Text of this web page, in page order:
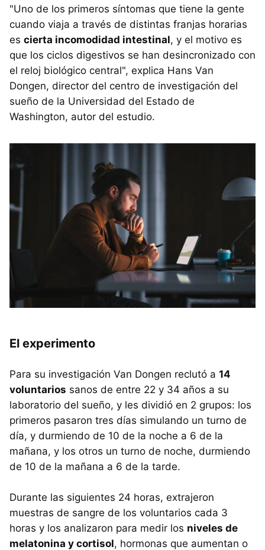
"Uno de los primeros síntomas que tiene la gente
cuando viaja a través de distintas franjas horarias
es cierta incomodidad intestinal, y el motivo es
que los ciclos digestivos se han desincronizado con
el reloj biológico central", explica Hans Van
Dongen, director del centro de investigación del
sueño de la Universidad del Estado de
Washington, autor del estudio.
El experimento
Para su investigación Van Dongen reclutó a 14
voluntarios sanos de entre 22 y 34 años a su
laboratorio del sueño, y les dividió en 2 grupos: los
primeros pasaron tres días simulando un turno de
día, y durmiendo de 10 de la noche a 6 de la
mañana, y los otros un turno de noche, durmiendo
de 10 de la mañana a 6 de la tarde.
Durante las siguientes 24 horas, extrajeron
muestras de sangre de los voluntarios cada 3
horas y los analizaron para medir los niveles de
melatonina y cortisol, hormonas que aumentan o